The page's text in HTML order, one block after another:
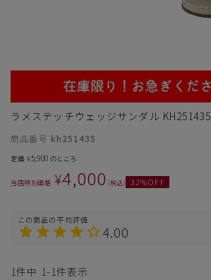
ラメステッチウェッジサンダル KH251435
商品番号 kh251435
定価 ¥5,900 のところ
当店特別価格 ¥4,000 税込 32%OFF
4.00
1件中 1- 1件表示
サイズ
ヒールの高さ